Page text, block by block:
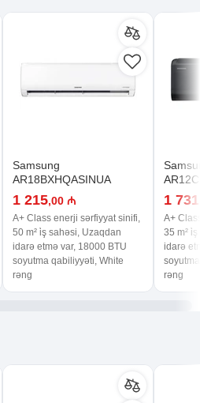
Samsung
AR18BXHQASINUA
1 215,00 ₼
A+ Class enerji sərfiyyat sinifi,
50 m² i̇ş sahəsi, Uzaqdan
idarə etmə var, 18000 BTU
soyutma qabiliyyəti, White
rəng
1 731
A+
35 m²
idarə
rəng